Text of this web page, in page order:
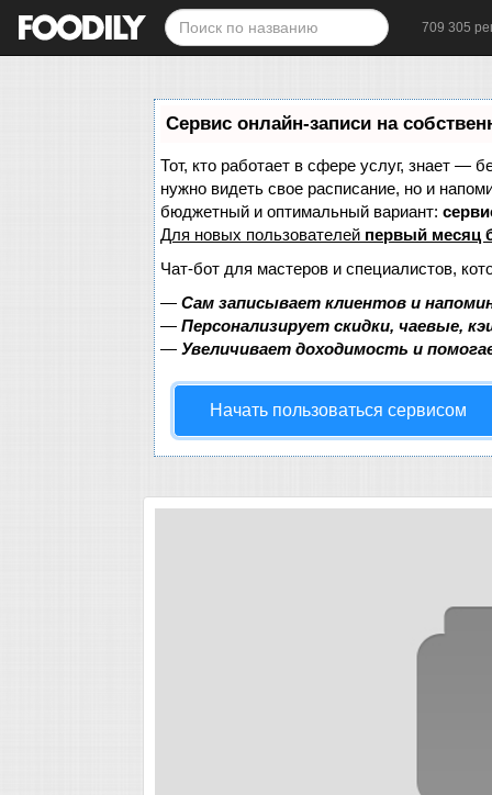
709 305
Сервис онлайн-записи на
Тот, кто работает в сфере услуг, знает —
нужно видеть свое расписание, но и
бюджетный и оптимальный вариант:
Для новых пользователей первый месяц
Чат-бот для мастеров и специалистов,
— Сам записывает клиентов и
— Персонализирует скидки, чаевые,
— Увеличивает доходимость и
Начать пользоваться сервисом